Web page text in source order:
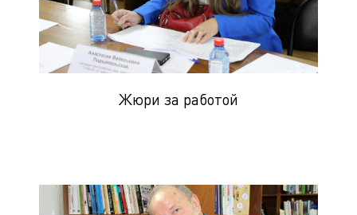
Жюри за работой